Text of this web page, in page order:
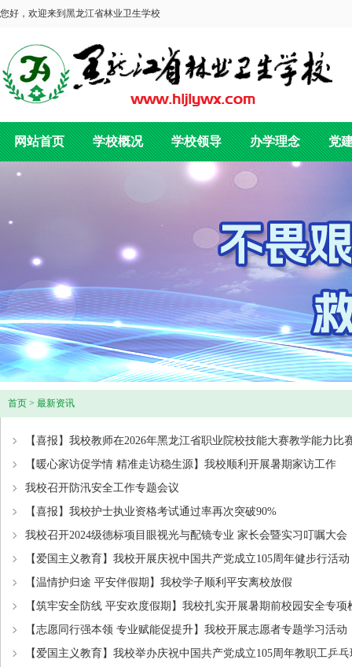
您好，欢迎来到黑龙江省林业卫生学校
网站首页 学校概况 学校领导 办学理念 党
首页 > 最新资讯
【喜报】我校教师在2026年黑龙江省职业院校技能大赛教学能力比
【暖心家访促学情 精准走访稳生源】我校顺利开展暑期家访工作
我校召开防汛安全工作专题会议
【喜报】我校护士执业资格考试通过率再次突破90%
我校召开2024级德标项目眼视光与配镜专业 家长会暨实习叮嘱大会
【爱国主义教育】我校开展庆祝中国共产党成立105周年健步行活动
【温情护归途 平安伴假期】我校学子顺利平安离校放假
【筑牢安全防线 平安欢度假期】我校扎实开展暑期前校园安全专项
【志愿同行强本领 专业赋能促提升】我校开展志愿者专题学习活动
【爱国主义教育】我校举办庆祝中国共产党成立105周年教职工乒